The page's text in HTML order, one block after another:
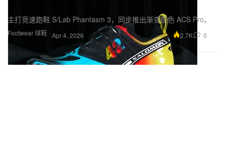
Footwear 球鞋
气力学联名鞋款
主打竞速跑鞋 S/Lab Phantasm 3，同步推出渐变配色 ACS Pro。
Apr 4, 2026 2.7K 0